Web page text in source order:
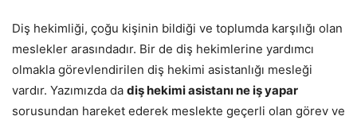
Diş hekimliği, çoğu kişinin bildiği ve toplumda karşılığı olan
meslekler arasındadır. Bir de diş hekimlerine yardımcı
olmakla görevlendirilen diş hekimi asistanlığı mesleği
vardır. Yazımızda da diş hekimi asistanı ne iş yapar
sorusundan hareket ederek meslekte geçerli olan görev ve